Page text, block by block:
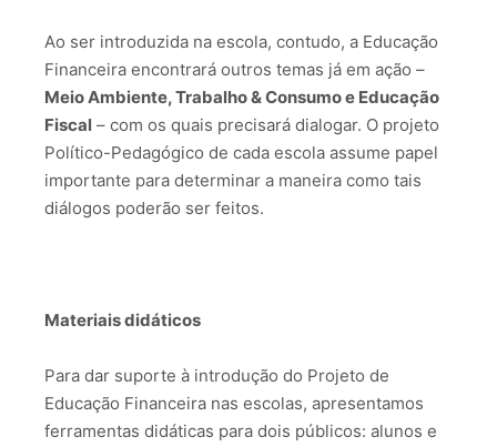
Ao ser introduzida na escola, contudo, a Educação
Financeira encontrará outros temas já em ação –
Meio Ambiente, Trabalho & Consumo e Educação
Fiscal – com os quais precisará dialogar. O projeto
Político-Pedagógico de cada escola assume papel
importante para determinar a maneira como tais
diálogos poderão ser feitos.
Materiais didáticos
Para dar suporte à introdução do Projeto de
Educação Financeira nas escolas, apresentamos
ferramentas didáticas para dois públicos: alunos e